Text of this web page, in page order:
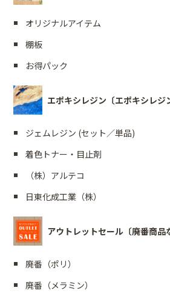
オリジナルアイテム
棚板
お得パック
エポキシレジン〔エポキシレジ
ジェムレジン (セット／単品)
着色トナー・目止剤
（株）アルテコ
日東化成工業（株）
アウトレットセール〔廃番商品
廃番（ポリ）
廃番（メラミン）